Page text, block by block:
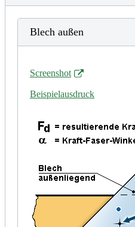
Blech außen
Screenshot
Beispielausdruck